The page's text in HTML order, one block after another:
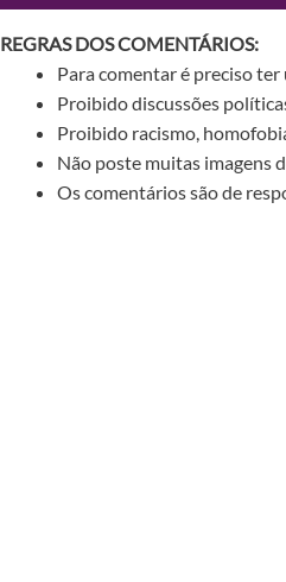
REGRAS DOS COMENTÁRIOS:
Para comentar é preciso
Proibido discussões
Proibido racismo,
Não poste muitas imagens
Os comentários são de